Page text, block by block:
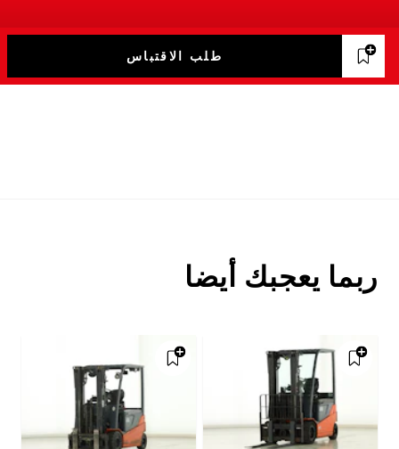
طلب الاقتباس
ربما يعجبك أيضا